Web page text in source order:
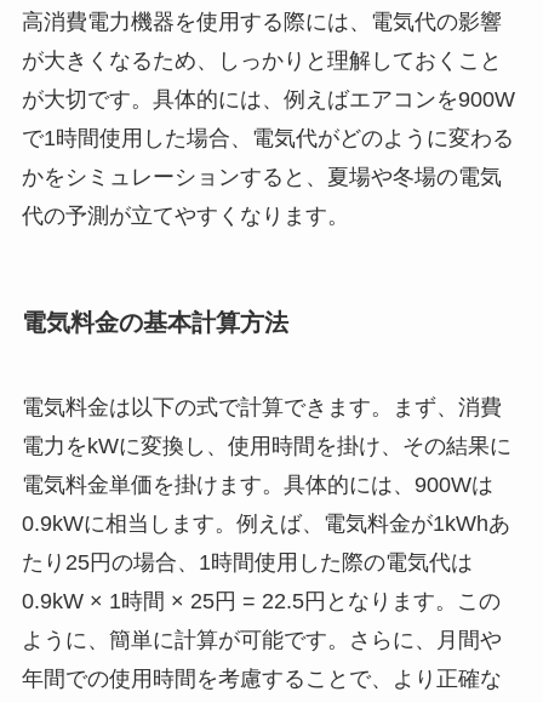
高消費電力機器を使用する際には、電気代の影響
が大きくなるため、しっかりと理解しておくこと
が大切です。具体的には、例えばエアコンを900W
で1時間使用した場合、電気代がどのように変わる
かをシミュレーションすると、夏場や冬場の電気
代の予測が立てやすくなります。
電気料金の基本計算方法
電気料金は以下の式で計算できます。まず、消費
電力をkWに変換し、使用時間を掛け、その結果に
電気料金単価を掛けます。具体的には、900Wは
0.9kWに相当します。例えば、電気料金が1kWhあ
たり25円の場合、1時間使用した際の電気代は
0.9kW × 1時間 × 25円 = 22.5円となります。この
ように、簡単に計算が可能です。さらに、月間や
年間での使用時間を考慮することで、より正確な